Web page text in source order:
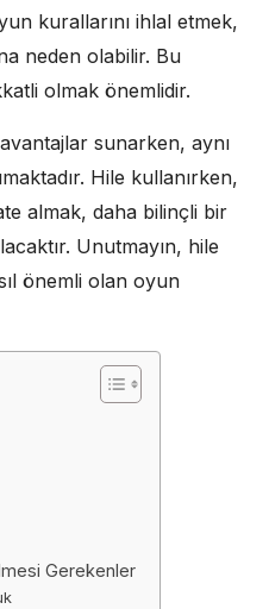
kurallarını ihlal etmek,
neden olabilir. Bu
olmak önemlidir.
sunarken, aynı
Hile kullanırken,
almak, daha bilinçli bir
Unutmayın, hile
önemli olan oyun
Gerekenler